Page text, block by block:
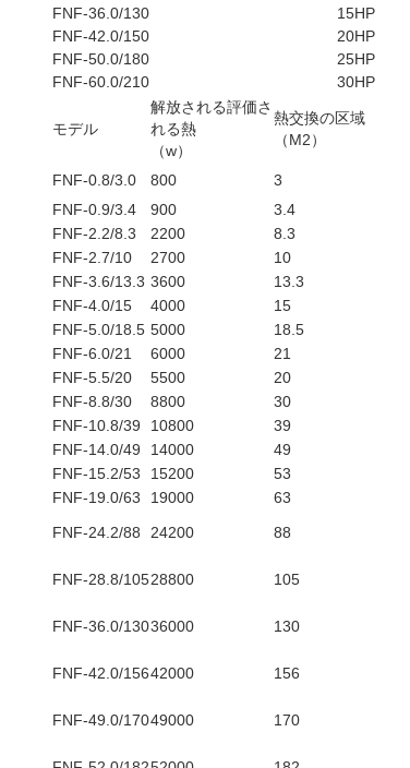
FNF-36.0/130
15HP
FNF-42.0/150
20HP
FNF-50.0/180
25HP
FNF-60.0/210
30HP
モデル
解放される評価さ
れる熱
（w）
熱交換の区域
（M2）
FNF-0.8/3.0 800 3
FNF-0.9/3.4
900 3.4
FNF-2.2/8.3
2200 8.3
FNF-2.7/10
2700 10
FNF-3.6/13.3 3600 13.3
FNF-4.0/15
4000 15
FNF-5.0/18.5 5000 18.5
FNF-6.0/21
6000 21
FNF-5.5/20
5500 20
FNF-8.8/30
8800 30
FNF-10.8/39
10800 39
FNF-14.0/49
14000 49
FNF-15.2/53
15200 53
FNF-19.0/63
19000 63
FNF-24.2/88
24200 88
FNF-28.8/10528800 105
FNF-36.0/13036000 130
FNF-42.0/15642000 156
FNF-49.0/17049000 170